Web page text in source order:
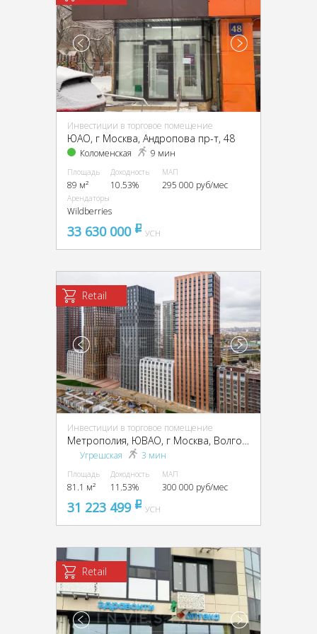
Инвестиции в торговое помещение
ЮАО, г Москва, Андропова пр-т, 48
Коломенская 9 мин
Площадь
89 м²
Доходность
10.53%
МАП
295 000 руб/мес
Арендаторы
Wildberries
33 630 000 pуб
УСН
Retail
Инвестиции в торговое помещение
Угрешская 3 мин
Площадь
81.1 м²
Доходность
11.53%
МАП
300 000 руб/мес
31 223 499 pуб
УСН
Retail